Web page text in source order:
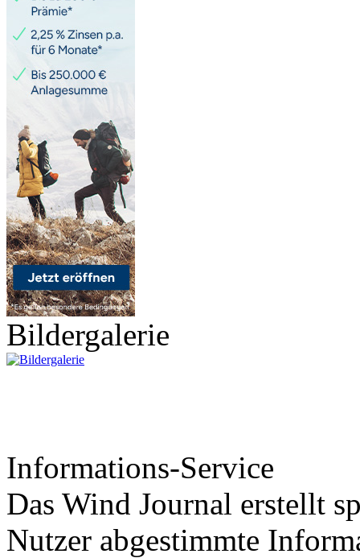
Bildergalerie
Informations-Service
Das Wind Journal erstellt
Nutzer abgestimmte